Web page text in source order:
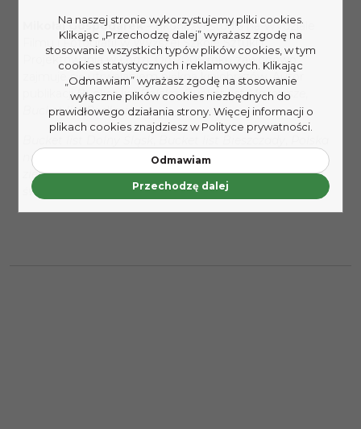
Mikołaj Gospodarek – ukończył studia na Wydziale
Filmu i Fotografii w Wyższej Szkole Sztuki i
Projektowania w Łodzi. Od 2006 roku zawodowo
zajmuje się utrwalaniem piękna krajobrazów. Autor
publikacjiBucket list Polska,Bucket list Mazowsze
Bucket list Podlasie,
na czterech kółkach
Polska z klimatem
ziemią,Cuda natury,Zamki, dwory i pałace,Szukając
światła
Na naszej stronie wykorzystujemy pliki cookies.
Klikając „Przechodzę dalej” wyrażasz zgodę na
stosowanie wszystkich typów plików cookies, w tym
cookies statystycznych i reklamowych. Klikając
„Odmawiam” wyrażasz zgodę na stosowanie
wyłącznie plików cookies niezbędnych do
prawidłowego działania strony. Więcej informacji o
plikach cookies znajdziesz w Polityce prywatności.
Odmawiam
Przechodzę dalej